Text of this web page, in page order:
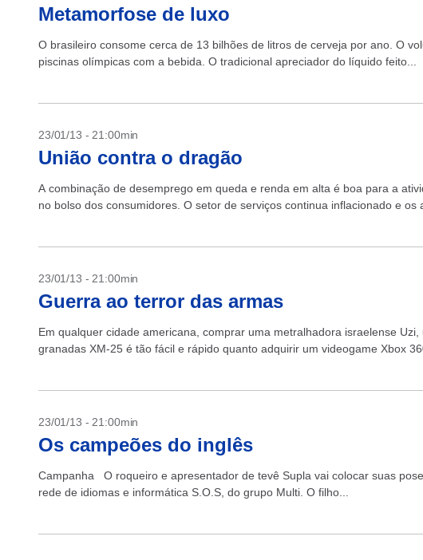
Metamorfose de luxo
O brasileiro consome cerca de 13 bilhões de litros de cerveja por ano. O
piscinas olímpicas com a bebida. O tradicional apreciador do líquido feito...
23/01/13 - 21:00min
União contra o dragão
A combinação de desemprego em queda e renda em alta é boa para a
no bolso dos consumidores. O setor de serviços continua inflacionado e os
23/01/13 - 21:00min
Guerra ao terror das armas
Em qualquer cidade americana, comprar uma metralhadora israelense
granadas XM-25 é tão fácil e rápido quanto adquirir um videogame Xbox
23/01/13 - 21:00min
Os campeões do inglês
Campanha O roqueiro e apresentador de tevê Supla vai colocar suas
rede de idiomas e informática S.O.S, do grupo Multi. O filho...